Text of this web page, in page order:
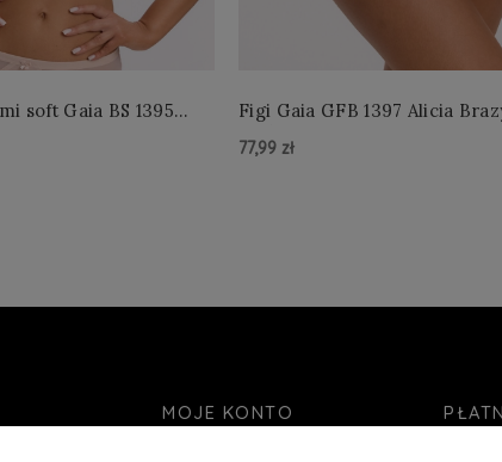
soft Gaia BS 1395
Figi Gaia GFB 1397 Alicia
77,99 zł
MOJE KONTO